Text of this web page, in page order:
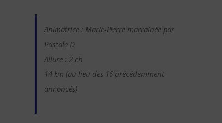
Animatrice : Marie-Pierre marrainée par
Pascale D
Allure : 2 ch
14 km (au lieu des 16 précédemment
annoncés)